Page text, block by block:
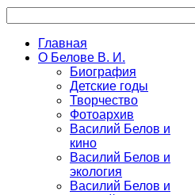
Главная
О Белове В. И.
Биография
Детские годы
Творчество
Фотоархив
Василий Белов и
кино
Василий Белов и
экология
Василий Белов и